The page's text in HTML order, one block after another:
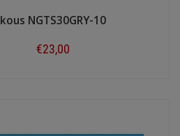
kous NGTS30GRY-10
€23,00